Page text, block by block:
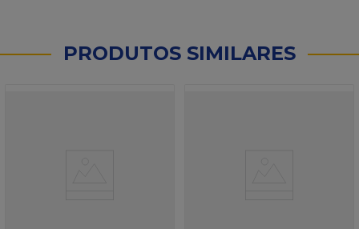
PRODUTOS SIMILARES